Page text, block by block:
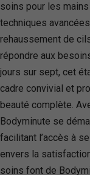
soins pour les
techniques
rehaussement de
répondre aux
jours sur sept, cet
cadre convivial et
beauté complète.
Bodyminute se
facilitant l’accès à
envers la
soins font de